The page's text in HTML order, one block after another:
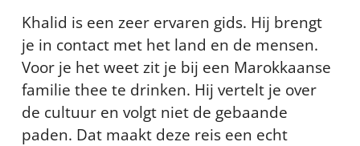
Khalid is een zeer ervaren gids. Hij brengt
je in contact met het land en de mensen.
Voor je het weet zit je bij een Marokkaanse
familie thee te drinken. Hij vertelt je over
de cultuur en volgt niet de gebaande
paden. Dat maakt deze reis een echt